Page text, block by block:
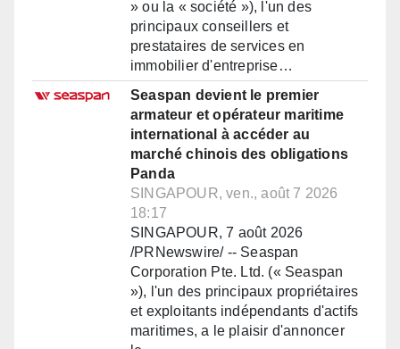
» ou la « société »), l'un des
principaux conseillers et
prestataires de services en
immobilier d'entreprise…
Seaspan devient le premier
armateur et opérateur maritime
international à accéder au
marché chinois des obligations
Panda
SINGAPOUR, ven., août 7 2026
18:17
SINGAPOUR, 7 août 2026
/PRNewswire/ -- Seaspan
Corporation Pte. Ltd. (« Seaspan
»), l'un des principaux propriétaires
et exploitants indépendants d'actifs
maritimes, a le plaisir d'annoncer